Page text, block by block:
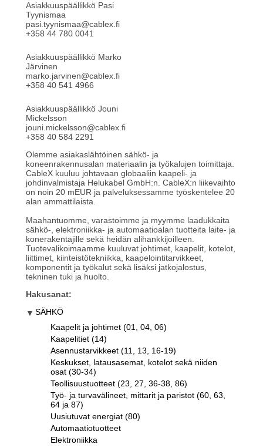
Asiakkuuspäällikkö Pasi
Tyynismaa
pasi.tyynismaa@cablex.fi
+358 44 780 0041
Asiakkuuspäällikkö Marko
Järvinen
marko.jarvinen@cablex.fi
+358 40 541 4966
Asiakkuuspäällikkö Jouni
Mickelsson
jouni.mickelsson@cablex.fi
+358 40 584 2291
Olemme asiakaslähtöinen sähkö- ja
koneenrakennusalan materiaalin ja työkalujen toimittaja.
CableX kuuluu johtavaan globaaliin kaapeli- ja
johdinvalmistaja Helukabel GmbH:n. CableX:n liikevaihto
on noin 20 mEUR ja palveluksessamme työskentelee 20
alan ammattilaista.
Maahantuomme, varastoimme ja myymme laadukkaita
sähkö-, elektroniikka- ja automaatioalan tuotteita laite- ja
konerakentajille sekä heidän alihankkijoilleen.
Tuotevalikoimaamme kuuluvat johtimet, kaapelit, kotelot,
liittimet, kiinteistötekniikka, kaapelointitarvikkeet,
komponentit ja työkalut sekä lisäksi jatkojalostus,
tekninen tuki ja huolto.
Hakusanat:
SÄHKÖ
Kaapelit ja johtimet (01, 04, 06)
Kaapelitiet (14)
Asennustarvikkeet (11, 13, 16-19)
Keskukset, latausasemat, kotelot sekä niiden
osat (30-34)
Teollisuustuotteet (23, 27, 36-38, 86)
Työ- ja turvavälineet, mittarit ja paristot (60, 63,
64 ja 87)
Uusiutuvat energiat (80)
Automaatiotuotteet
Elektroniikka